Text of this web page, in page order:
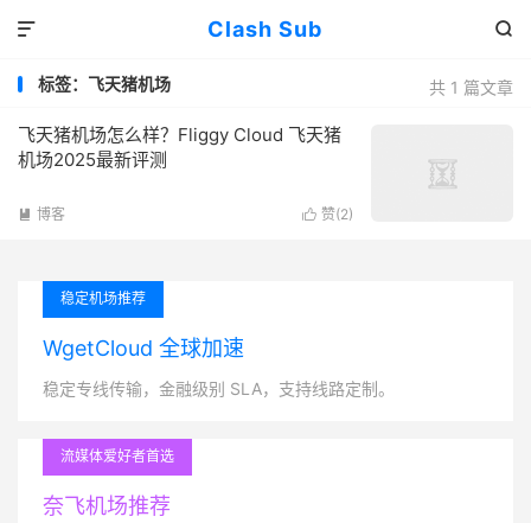
Clash Sub 

共 1 篇文章
标签：飞天猪机场
飞天猪机场怎么样？Fliggy Cloud 飞天猪
机场2025最新评测
 赞(2)
 博客
稳定机场推荐
WgetCloud 全球加速
稳定专线传输，金融级别 SLA，支持线路定制。
流媒体爱好者首选
奈飞机场推荐